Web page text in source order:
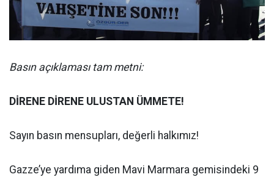
Basın açıklaması tam metni:
DİRENE DİRENE ULUSTAN ÜMMETE!
Sayın basın mensupları, değerli halkımız!
Gazze’ye yardıma giden Mavi Marmara gemisindeki 9